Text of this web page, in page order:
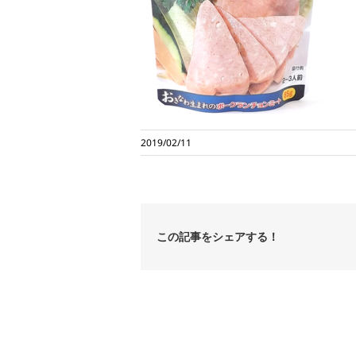
2019/02/11
この記事をシェアする！